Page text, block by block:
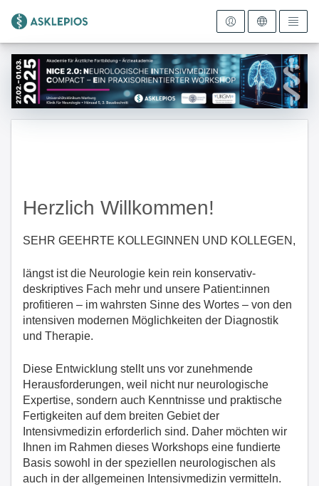
Zur Startseite
Herzlich Willkommen!
SEHR GEEHRTE KOLLEGINNEN UND KOLLEGEN,
längst ist die Neurologie kein rein konservativ-
deskriptives Fach mehr und unsere Patient:innen
profitieren – im wahrsten Sinne des Wortes – von den
intensiven modernen Möglichkeiten der Diagnostik
und Therapie.
Diese Entwicklung stellt uns vor zunehmende
Herausforderungen, weil nicht nur neurologische
Expertise, sondern auch Kenntnisse und praktische
Fertigkeiten auf dem breiten Gebiet der
Intensivmedizin erforderlich sind. Daher möchten wir
Ihnen im Rahmen dieses Workshops eine fundierte
Basis sowohl in der speziellen neurologischen als
auch in der allgemeinen Intensivmedizin vermitteln.